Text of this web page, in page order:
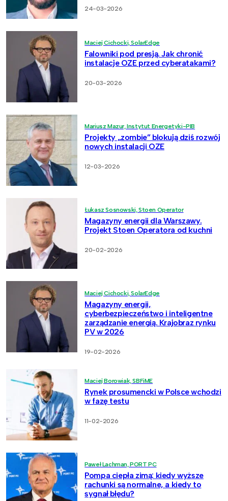
24-03-2026
Maciej Cichocki, SolarEdge
Falowniki pod presją. Jak chronić
instalacje OZE przed cyberatakami?
20-03-2026
Mariusz Mazur, Instytut Energetyki-PIB
Projekty „zombie” blokują dziś rozwój
nowych instalacji OZE
12-03-2026
Łukasz Sosnowski, Stoen Operator
Magazyny energii dla Warszawy.
Projekt Stoen Operatora od kuchni
20-02-2026
Maciej Cichocki, SolarEdge
Magazyny energii,
cyberbezpieczeństwo i inteligentne
zarządzanie energią. Krajobraz rynku
PV w 2026
19-02-2026
Maciej Borowiak, SBFiME
Rynek prosumencki w Polsce wchodzi
w fazę testu
11-02-2026
Paweł Lachman, PORT PC
Pompa ciepła zimą: kiedy wyższe
rachunki są normalne, a kiedy to
sygnał błędu?